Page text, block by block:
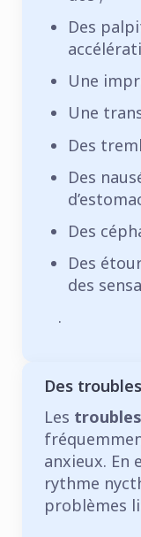
Des
Une
Une
Des
Des
Des
Des
des
.
Des
Les
anxieux. En
rythme
problèmes